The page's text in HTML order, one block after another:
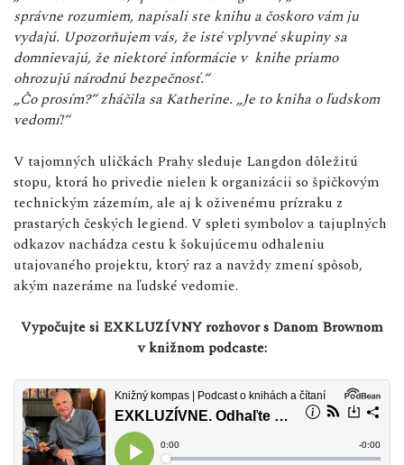
správne rozumiem, napísali ste knihu a čoskoro vám ju
vydajú. Upozorňujem vás, že isté vplyvné skupiny sa
domnievajú, že niektoré informácie v knihe priamo
ohrozujú národnú bezpečnosť.“
„Čo prosím?“ zháčila sa Katherine. „Je to kniha o ľudskom
vedomí!“
V tajomných uličkách Prahy sleduje Langdon dôležitú
stopu, ktorá ho privedie nielen k organizácii so špičkovým
technickým zázemím, ale aj k oživenému prízraku z
prastarých českých legiend. V spleti symbolov a tajuplných
odkazov nachádza cestu k šokujúcemu odhaleniu
utajovaného projektu, ktorý raz a navždy zmení spôsob,
akým nazeráme na ľudské vedomie.
Vypočujte si EXKLUZÍVNY rozhovor s Danom Brownom
v knižnom podcaste: